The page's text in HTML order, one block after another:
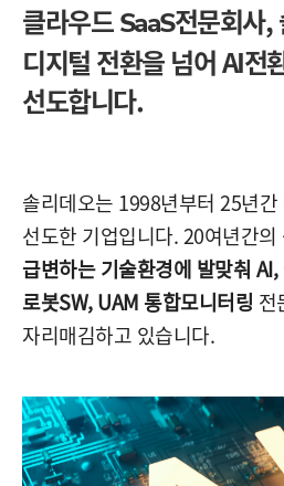
클라우드SaaS전문회사,
디지털 전환을 넘어 AI전
선도합니다.
솔리데오는 1998년부터 25년
선도한 기업입니다. 20여년간
급변하는 기술환경에 발맞춰
로봇SW, UAM 통합모니터링 전
자리매김하고 있습니다.